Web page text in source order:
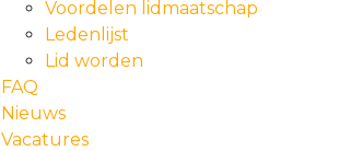
Voordelen lidmaatschap
Ledenlijst
Lid worden
FAQ
Nieuws
Vacatures